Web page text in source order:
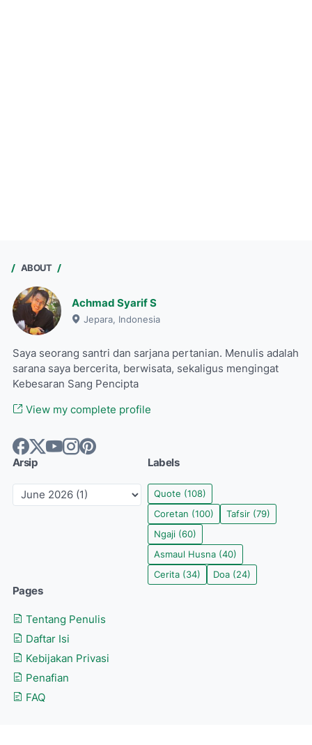
ABOUT
Achmad Syarif S
Jepara, Indonesia
Saya seorang santri dan sarjana pertanian. Menulis adalah
sarana saya bercerita, berwisata, sekaligus mengingat
Kebesaran Sang Pencipta
View my complete profile
Arsip Labels
Quote (108)
Coretan (100) Tafsir (79)
Ngaji (60)
Asmaul Husna (40)
Cerita (34) Doa (24)
Pages
Tentang Penulis
Daftar Isi
Kebijakan Privasi
Penafian
FAQ